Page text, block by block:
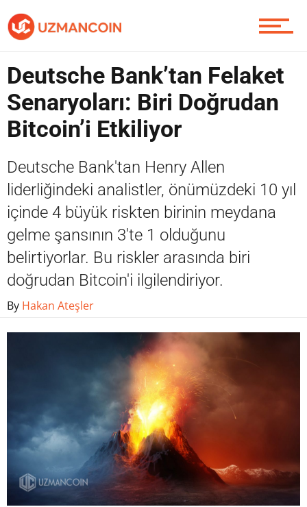
Piyasa
Soru Sor
Contact / İletişim
Deutsche Bank’tan Felaket
Senaryoları: Biri Doğrudan
Bitcoin’i Etkiliyor
Deutsche Bank'tan Henry Allen
liderliğindeki analistler, önümüzdeki 10 yıl
içinde 4 büyük riskten birinin meydana
gelme şansının 3'te 1 olduğunu
belirtiyorlar. Bu riskler arasında biri
doğrudan Bitcoin'i ilgilendiriyor.
By Hakan Ateşler